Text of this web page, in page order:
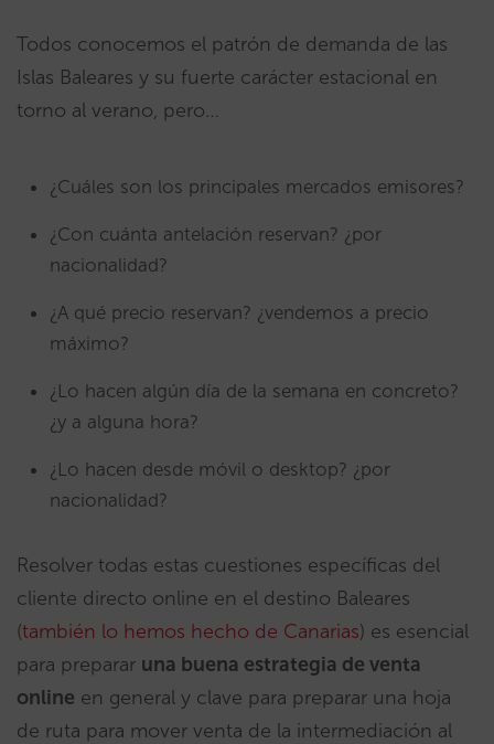
Todos conocemos el patrón de demanda de las
Islas Baleares y su fuerte carácter estacional en
torno al verano, pero…
¿Cuáles son los principales mercados emisores?
¿Con cuánta antelación reservan? ¿por
nacionalidad?
¿A qué precio reservan? ¿vendemos a precio
máximo?
¿Lo hacen algún día de la semana en concreto?
¿y a alguna hora?
¿Lo hacen desde móvil o desktop? ¿por
nacionalidad?
Resolver todas estas cuestiones específicas del
cliente directo online en el destino Baleares
(también lo hemos hecho de Canarias) es esencial
para preparar una buena estrategia de venta
online en general y clave para preparar una hoja
de ruta para mover venta de la intermediación al